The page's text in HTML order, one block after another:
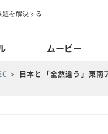
を解決する
ムービー
日本と「全然違う」東南